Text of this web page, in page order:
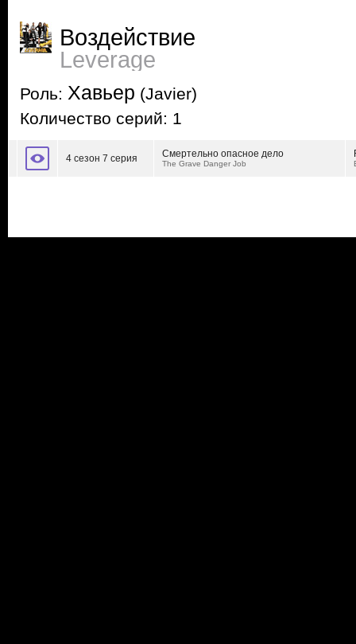
Воздействие
Leverage
Роль: Хавьер (Javier)
Количество серий: 1
4 сезон 7 серия Смертельно опасное дело
The Grave Danger Job